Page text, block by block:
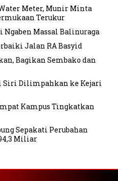
Meter, Munir Minta
Terukur
Ngaben Massal Balinuraga
Jalan RA Basyid
Bagikan Sembako dan
Siri Dilimpahkan ke Kejari
Kampus Tingkatkan
Sepakati Perubahan
Miliar